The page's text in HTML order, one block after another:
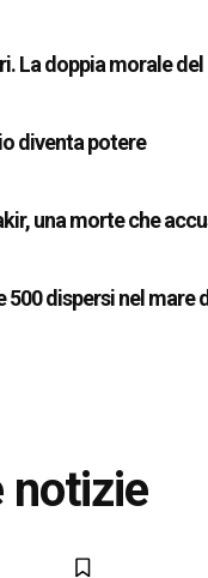
La doppia morale
diventa potere
una morte che
500 dispersi nel mare
notizie